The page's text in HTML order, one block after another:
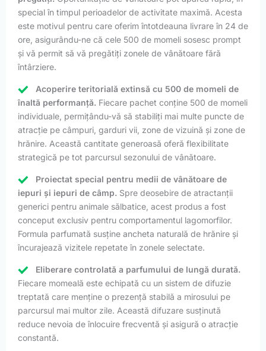
special în timpul perioadelor de activitate maximă. Acesta
este motivul pentru care oferim întotdeauna livrare în 24 de
ore, asigurându-ne că cele 500 de momeli sosesc prompt
și vă permit să vă pregătiți zonele de vânătoare fără
întârziere.
Acoperire teritorială extinsă cu 500 de momeli de
înaltă performanță. Fiecare pachet conține 500 de momeli
individuale, permițându-vă să stabiliți mai multe puncte de
atracție pe câmpuri, garduri vii, zone de vizuină și zone de
hrănire. Această cantitate generoasă oferă flexibilitate
strategică pe tot parcursul sezonului de vânătoare.
Proiectat special pentru medii de vânătoare de
iepuri și iepuri de câmp. Spre deosebire de atractanții
generici pentru animale sălbatice, acest produs a fost
conceput exclusiv pentru comportamentul lagomorfilor.
Formula parfumată susține ancheta naturală de hrănire și
încurajează vizitele repetate în zonele selectate.
Eliberare controlată a parfumului de lungă durată.
Fiecare momeală este echipată cu un sistem de difuzie
treptată care menține o prezență stabilă a mirosului pe
parcursul mai multor zile. Această difuzare susținută
reduce nevoia de înlocuire frecventă și asigură o atracție
constantă.